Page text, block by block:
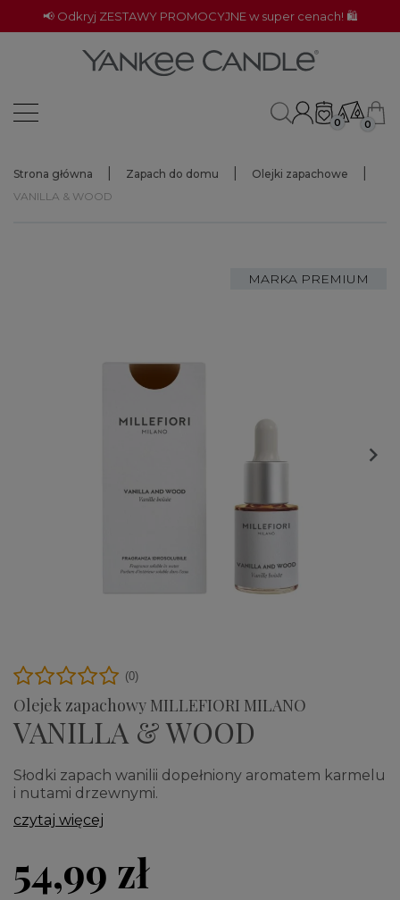
📢 Odkryj ZESTAWY PROMOCYJNE w super cenach! 🛍️
0 0
Strona główna Zapach do domu
Olejki zapachowe
VANILLA & WOOD
MARKA PREMIUM

Olejek zapachowy MILLEFIORI MILANO
VANILLA & WOOD
(0)
Słodki zapach wanilii dopełniony aromatem karmelu
i nutami drzewnymi.
czytaj więcej
54,99 zł